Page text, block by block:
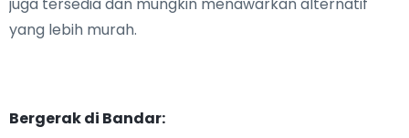
yang lebih murah.
Bergerak di Bandar: